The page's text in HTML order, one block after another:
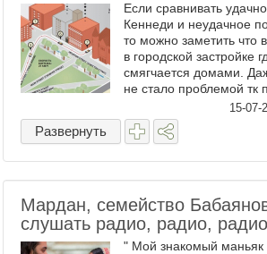
Если сравнивать
Кеннеди и неудачное
то можно заметить что
в городской застройке
смягчается домами.
не стало проблемой тк
стреляющего была
движению. У трампа ...
15-07-
Развернуть
Мардан, семейство
слушать радио, радио,
" Мой знакомый маньяк